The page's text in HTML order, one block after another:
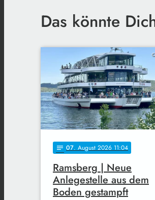
Das könnte
notes 07. August 2026 11:04
Ramsberg | Neue
Anlegestelle aus dem
Boden gestampft